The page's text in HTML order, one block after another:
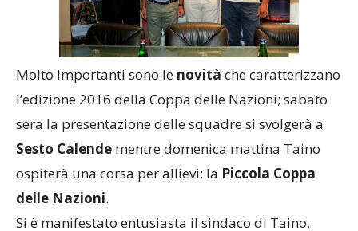
Molto importanti sono le
l’edizione 2016 della Coppa delle Nazioni; sabato
sera la presentazione delle squadre si svolgerà a
ospiterà una corsa per allievi: la
Piccola Coppa